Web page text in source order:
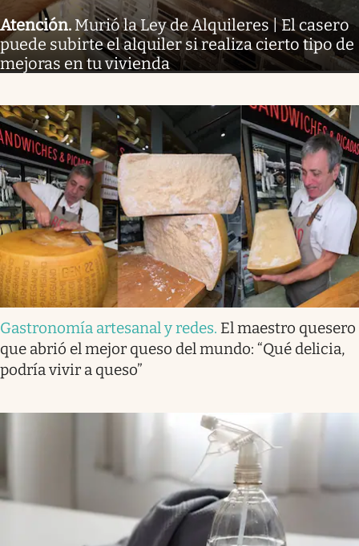
Atención. Murió la Ley de Alquileres | El casero
puede subirte el alquiler si realiza cierto tipo de
mejoras en tu vivienda
Gastronomía artesanal y redes. El maestro quesero
que abrió el mejor queso del mundo: “Qué delicia,
podría vivir a queso”